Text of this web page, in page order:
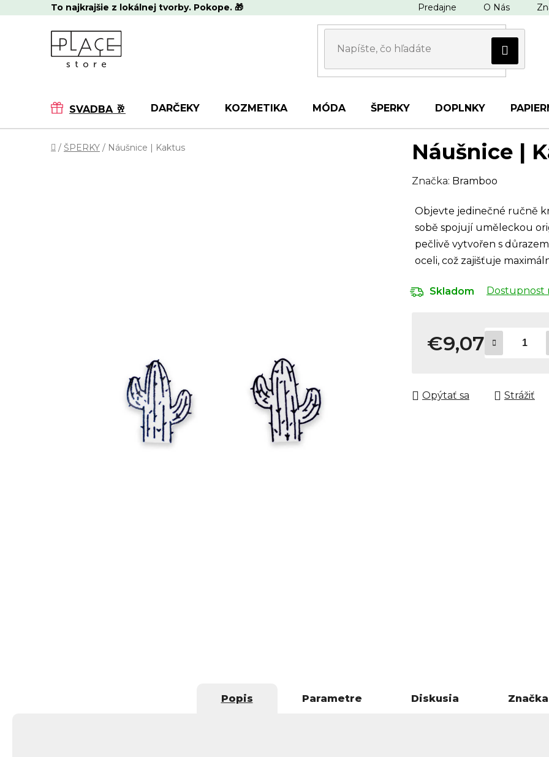
na
To najkrajšie z lokálnej tvorby. Pokope. 🎁 Predajne O Nás
SVADBA 🥂 DARČEKY KOZMETIKA MÓDA ŠPERKY DOPLNKY
Domov
/ ŠPERKY / Náušnice | Kaktus Náušnice |
Značka: Bramboo
Objevte jedinečné ručně
sobě spojují uměleckou
pečlivě vytvořen s
oceli, což zajišťuje
Skladom Dostupnost
€9,07
Opýtať sa Strážiť
Popis Parametre Diskusia Značka